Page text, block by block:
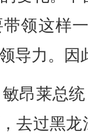
领这样
导力。
敏昂莱总
去过黑